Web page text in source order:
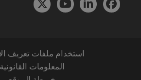
استخدام ملفات تعريف
المعلومات القانونية